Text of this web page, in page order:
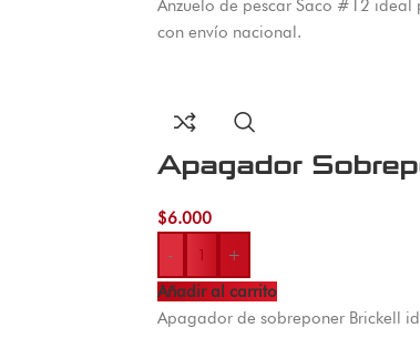
Anzuelo de pescar Saco #12 ideal
con envío nacional.
Apagador
$6.000
-
+
Añadir al carrito
Apagador de sobreponer Brickell